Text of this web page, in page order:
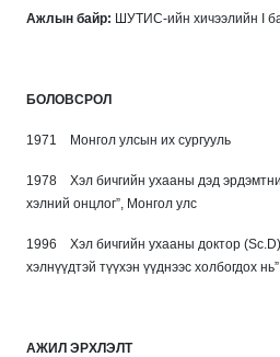
Ажлын байр: ШУТИС-ийн хичээлийн I
БОЛОВСРОЛ
1971 Монгол улсын их сургууль
1978 Хэл бичгийн ухааны дэд
хэлний онцлог”, Монгол улс
1996 Хэл бичгийн ухааны доктор
хэлнүүдтэй түүхэн үүднээс холбогдох
АЖИЛ ЭРХЛЭЛТ